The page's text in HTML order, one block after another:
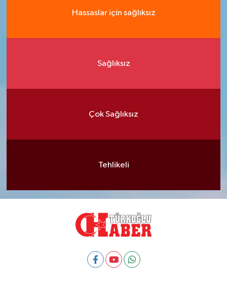
Hassaslar için sağlıksız
Sağlıksız
Çok Sağlıksız
Tehlikeli